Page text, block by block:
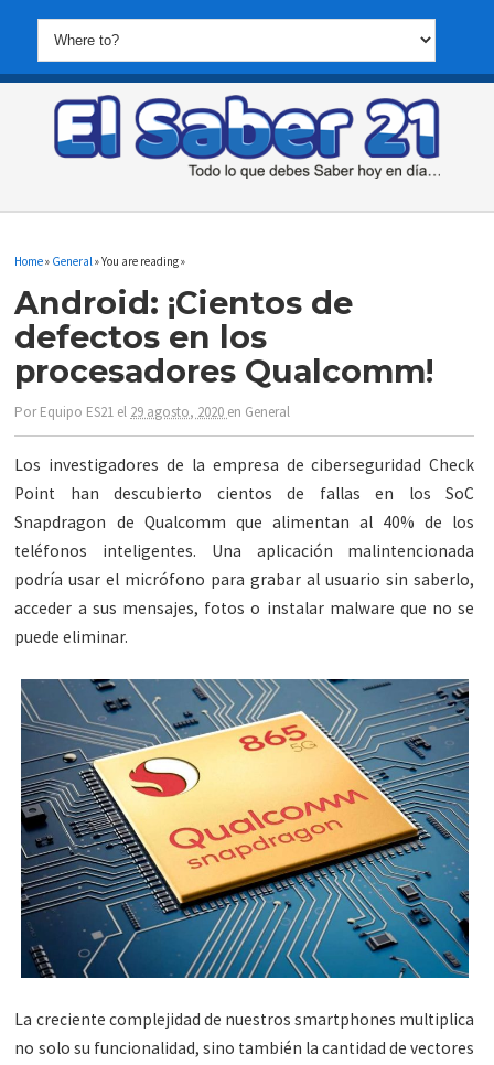
Home» General » You are reading »
Android: ¡Cientos de
defectos en los
procesadores Qualcomm!
PorEquipo ES21 el 29 agosto, 2020 en General
Los investigadores de la empresa de ciberseguridad Check
Point han descubierto cientos de fallas en los SoC
Snapdragon de Qualcomm que alimentan al 40% de los
teléfonos inteligentes. Una aplicación malintencionada
podría usar el micrófono para grabar al usuario sin saberlo,
acceder a sus mensajes, fotos o instalar malware que no se
puede eliminar.
La creciente complejidad de nuestros smartphones multiplica
no solo su funcionalidad, sino también la cantidad de vectores